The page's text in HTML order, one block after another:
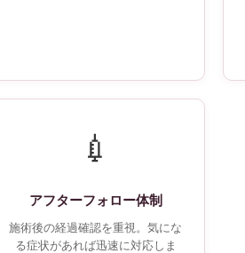
💉
アフターフォロー体制
施術後の経過確認を重視。気にな
る症状があれば迅速に対応しま